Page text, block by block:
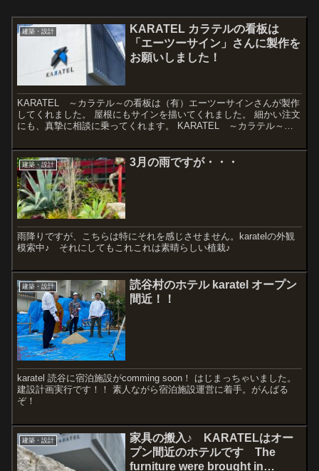
建築・設計
KARATEL カラテルの看板は
「エーツーサイン」さんに製作を
お願いしました！
KARATEL ～カラテル～の看板は（有）エーツーサインさんが製作
してくれました。 屋根にもサインを描いてくれました。 細かい注文
にも、真摯に相談に乗ってくれます。 KARATEL ～カラテル～の
建築・設計 3月の雨ですが・・・
雨降りですが、こちらは特にそれを感じさせません。karatelの外観
模索中♪ それにしてもこれこれは素晴らしい植栽♪
建築・設計
読谷村のホテル karatel オープン
間近！！
karatel 読谷に宿泊施設がcomming soon！ はじまっちゃいました。
建設計画実行です！！ 素人ながら宿泊施設運営に着手。がんばる
ぞ！
建築・設計
家具の搬入♪ KARATELはオー
プン間近のホテルです The
furniture were brought in